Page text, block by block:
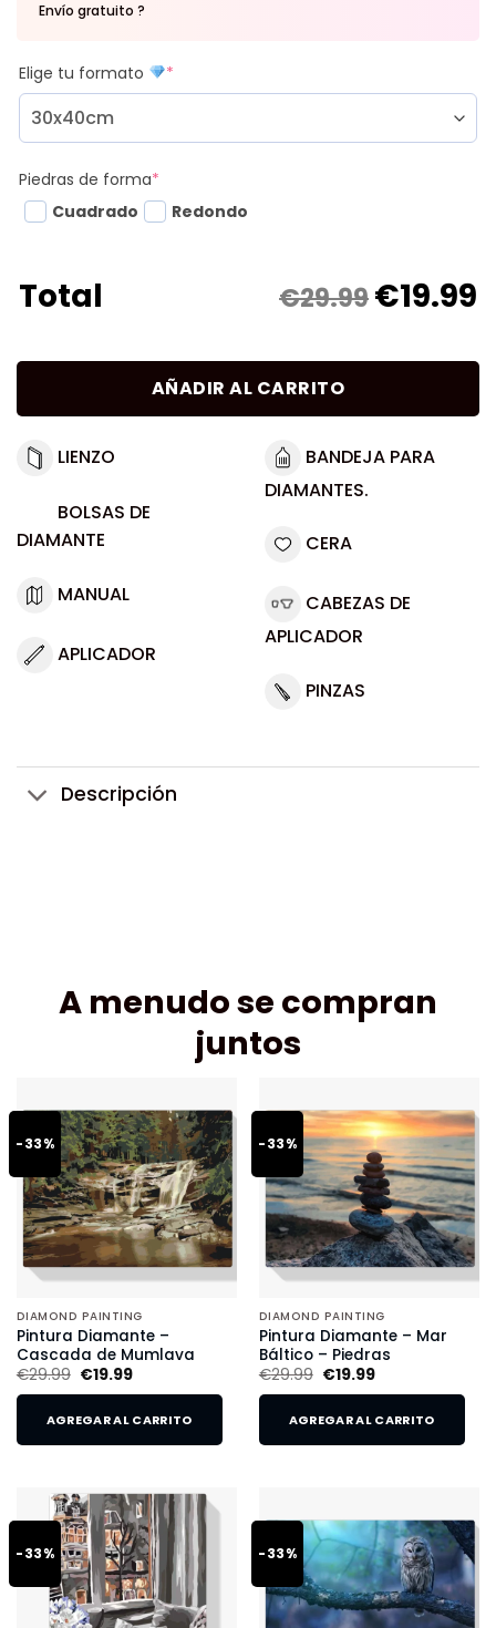
Envío gratuito ?
Elige tu formato *
Piedras de forma*
Cuadrado
Redondo
Total €29.99€19.99
AÑADIR AL CARRITO
LIENZO
BOLSAS DE
DIAMANTE
MANUAL
APLICADOR
BANDEJA PARA
DIAMANTES.
CERA
CABEZAS DE
APLICADOR
PINZAS
Descripción
A menudo se compran
juntos
-33%
DIAMOND PAINTING
Pintura Diamante –
Cascada de Mumlava
€29.99 €19.99
AGREGAR AL CARRITO
-33%
DIAMOND PAINTING
Pintura Diamante – Mar
Báltico – Piedras
€29.99 €19.99
AGREGAR AL CARRITO
-33% -33%